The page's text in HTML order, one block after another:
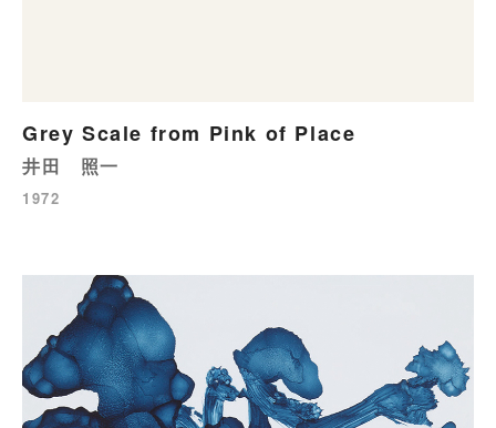
Grey Scale from Pink of Place
井田 照一
1972